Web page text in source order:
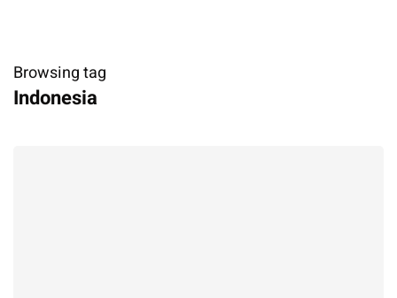
Browsing tag
Indonesia